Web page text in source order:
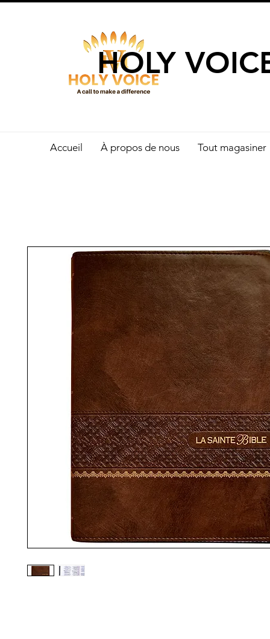
HOLY
Accueil À propos de nous Tout magasiner